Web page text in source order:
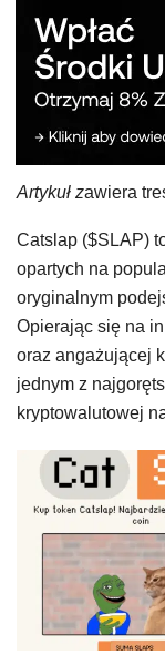
Artykuł zawiera
Catslap ($SLAP)
opartych na
oryginalnym
Opierając się na
oraz angażującej
jednym z
kryptowalutowej